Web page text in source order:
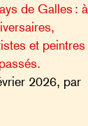
de Galles : à
et peintres
2026, par